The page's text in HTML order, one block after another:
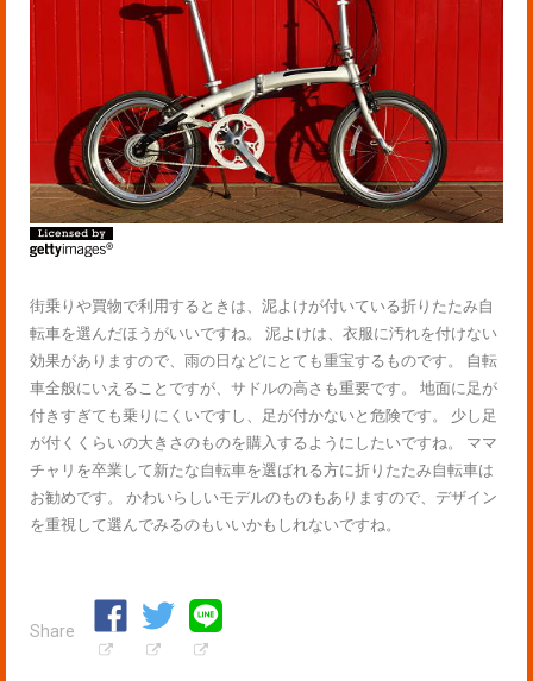
街乗りや買物で利用するときは、泥よけが付いている折りたたみ自
転車を選んだほうがいいですね。 泥よけは、衣服に汚れを付けない
効果がありますので、雨の日などにとても重宝するものです。 自転
車全般にいえることですが、サドルの高さも重要です。 地面に足が
付きすぎても乗りにくいですし、足が付かないと危険です。 少し足
が付くくらいの大きさのものを購入するようにしたいですね。 ママ
チャリを卒業して新たな自転車を選ばれる方に折りたたみ自転車は
お勧めです。 かわいらしいモデルのものもありますので、デザイン
を重視して選んでみるのもいいかもしれないですね。
Share